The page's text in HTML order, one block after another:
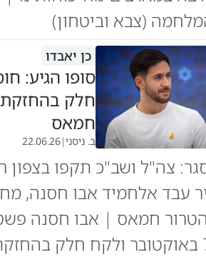
(צבא וביטחון)
כן יאבדו
סופו הגיע:
חלק
חמאס
ב. ניסני|
22.06.26
צה"ל ושב"כ תקפו בצפון
עבד אלחמיד אבו חסנה,
הטרור חמאס | אבו חסנה
בטבח ה-7 באוקטובר ולקח חלק